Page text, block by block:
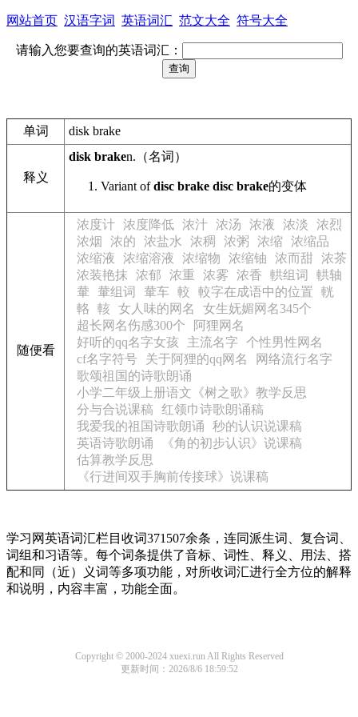
网站首页 汉语字词 英语词汇 范文大全 符号大全
请输入您要查询的英语词汇：
单词 disk brake
释义
disk braken. （名词）
Variant ofdisc brake disc brake的变体
随便看
浓度计 浓度降低 浓汁 浓汤 浓液 浓淡
浓烈
浓烟
浓的 浓盐水 浓稠 浓粥 浓缩
浓缩品
浓缩液
浓缩溶液 浓缩物 浓缩铀 浓而甜
浓茶
浓装艳抹
浓郁 浓重 浓雾 浓香 輁组词
輁轴
輂
輂组词 輂车 較 較字在成语中的位置
輄
輅
輆 女人味的网名
女生妩媚网名345个
超长网名伤感300个
阿狸网名
好听的qq名字女孩
主流名字
个性男性网名
cf名字符号
关于阿狸的qq网名
网络流行名字
歌颂祖国的诗歌朗诵
小学二年级上册语文《树之歌》教学反思
分与合说课稿
红领巾诗歌朗诵稿
我爱我的祖国诗歌朗诵
秒的认识说课稿
英语诗歌朗诵
《角的初步认识》说课稿
估算教学反思
《行进间双手胸前传接球》说课稿
学习网英语词汇栏目收词371507余条，连同派生词、复合词、
词组和习语等。每个词条提供了音标、词性、释义、用法、搭
配和同（近）义词等多项功能，对所收词汇进行全方位的解释
和说明，内容丰富，功能全面。
Copyright © 2000-2024 xuexi.run All Rights Reserved
更新时间：2026/8/6 18:59:52